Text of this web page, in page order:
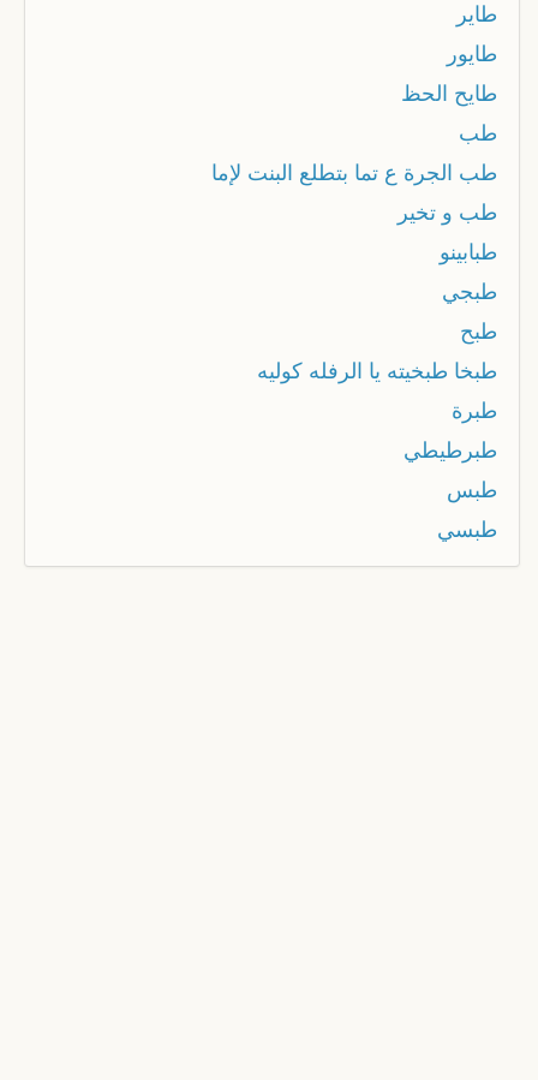
طاير
طايور
طایح الحظ
طب
طب الجرة ع تما بتطلع البنت لإما
طب و تخير
طبابينو
طبجي
طبح
طبخا طبخيته يا الرفله كوليه
طبرة
طبرطيطي
طبس
طبسي